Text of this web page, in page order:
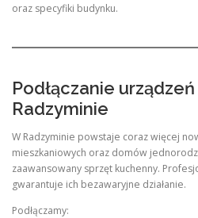
oraz specyfiki budynku.
Podłączanie urządzeń
Radzyminie
W Radzyminie powstaje coraz więcej
mieszkaniowych oraz domów
zaawansowany sprzęt kuchenny.
gwarantuje ich bezawaryjne działanie.
Podłączamy: